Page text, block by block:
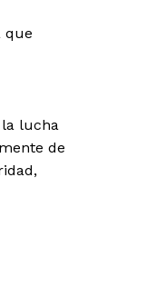
que
lucha
de